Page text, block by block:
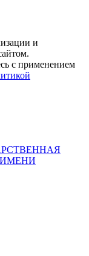
и
с применением